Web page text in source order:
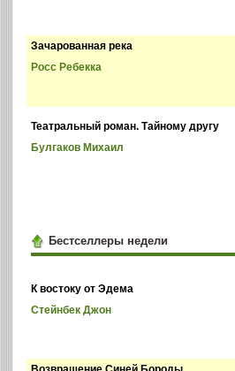
Зачарованная река
Росс Ребекка
Театральный роман. Тайному другу
Булгаков Михаил
Бестселлеры недели
К востоку от Эдема
Стейнбек Джон